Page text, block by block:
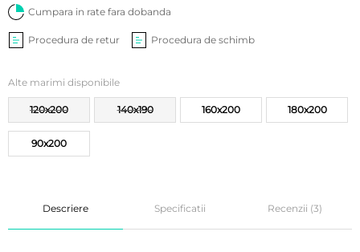
Cumpara in rate fara dobanda
Procedura de retur Procedura de schimb
Alte marimi disponibile
120x200 140x190 160x200 180x200
90x200
Descriere Specificatii Recenzii (3)